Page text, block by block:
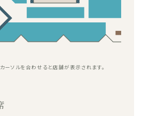
ーソルを合わせると店舗が表示されます。